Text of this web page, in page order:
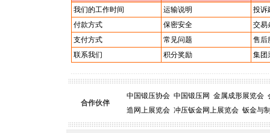
我们的工作时间
运输说明
投诉
付款方式
保密安全
交易
支付方式
常见问题
售后
联系我们
积分奖励 集团
合作伙伴
中国锻压协会 中国锻压网 金属成形展览会
造网上展览会 冲压钣金网上展览会 钣金与